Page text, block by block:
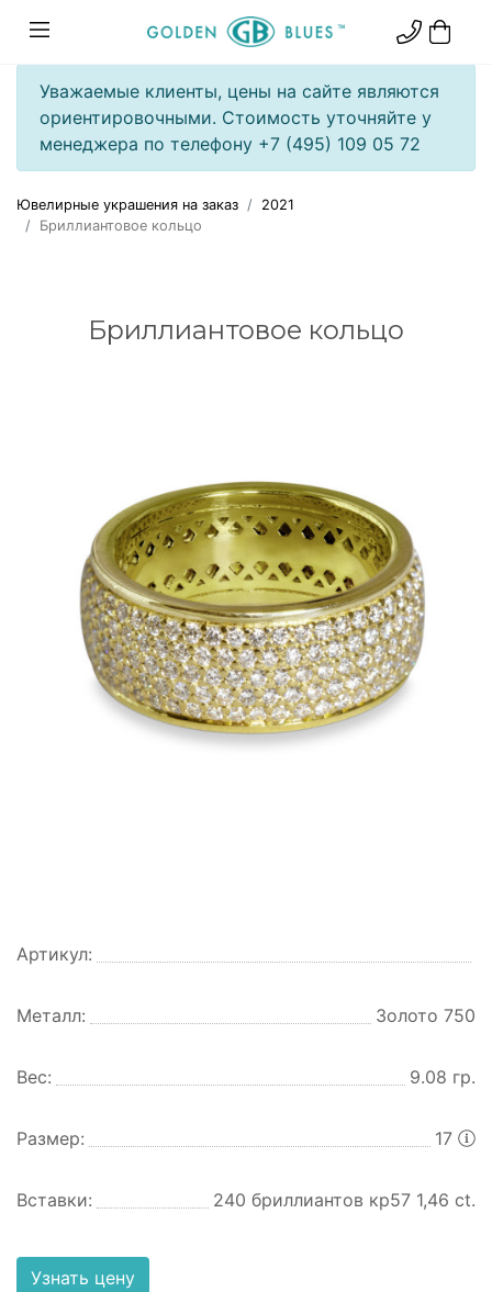
Уважаемые клиенты, цены на сайте являются
ориентировочными. Стоимость уточняйте у
менеджера по телефону +7 (495) 109 05 72
Ювелирные украшения на заказ
2021
Бриллиантовое кольцо
Бриллиантовое кольцо
Артикул:
Металл: Золото 750
Вес: 9.08 гр.
Размер: 17
Вставки: 240 бриллиантов кр57 1,46 ct.
Узнать цену